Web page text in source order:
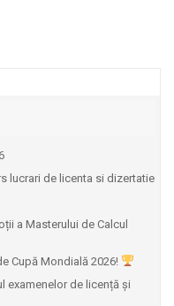
lucrari de licenta si dizertatie
a Masterului de Calcul
Cupă Mondială 2026!
examenelor de licență și